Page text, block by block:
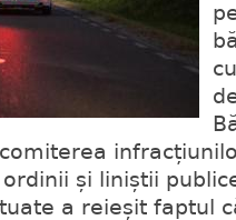
și liniștii
a reieșit faptul